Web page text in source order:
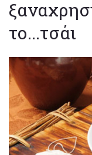
το...τσάι